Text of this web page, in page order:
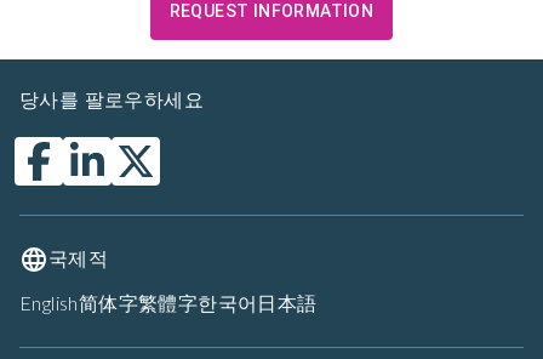
REQUEST INFORMATION
당사를 팔로우하세요
국제적
English简体字繁體字한국어 日本語